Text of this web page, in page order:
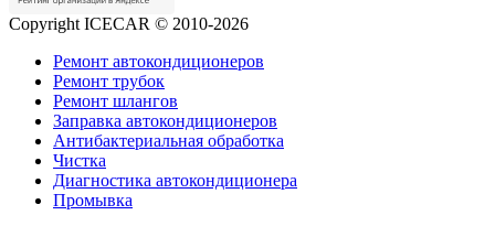
Copyright ICECAR © 2010-2026
Ремонт автокондиционеров
Ремонт трубок
Ремонт шлангов
Заправка автокондиционеров
Антибактериальная обработка
Чистка
Диагностика автокондиционера
Промывка